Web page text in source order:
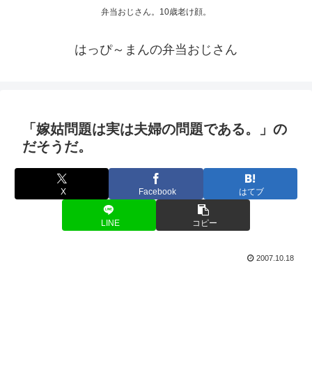
弁当おじさん。10歳老け顔。
はっぴ～まんの弁当おじさん
「嫁姑問題は実は夫婦の問題である。」の
だそうだ。
X Facebook はてブ
LINE コピー
2007.10.18